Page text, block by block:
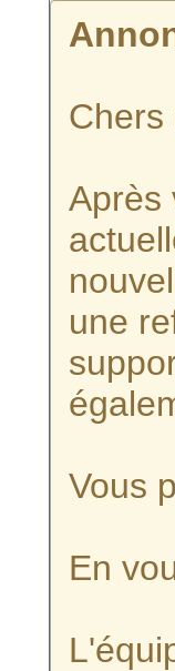
Chers
Après
une
Vous
En